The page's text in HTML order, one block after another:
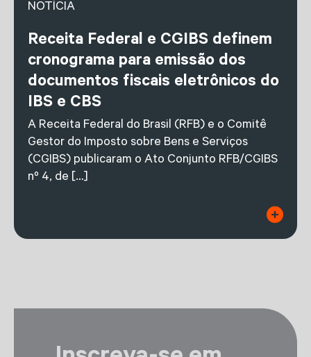
NOTÍCIA
Receita Federal e CGIBS definem
cronograma para emissão dos
documentos fiscais eletrônicos do
IBS e CBS
A Receita Federal do Brasil (RFB) e o Comitê
Gestor do Imposto sobre Bens e Serviços
(CGIBS) publicaram o Ato Conjunto RFB/CGIBS
nº 4, de […]